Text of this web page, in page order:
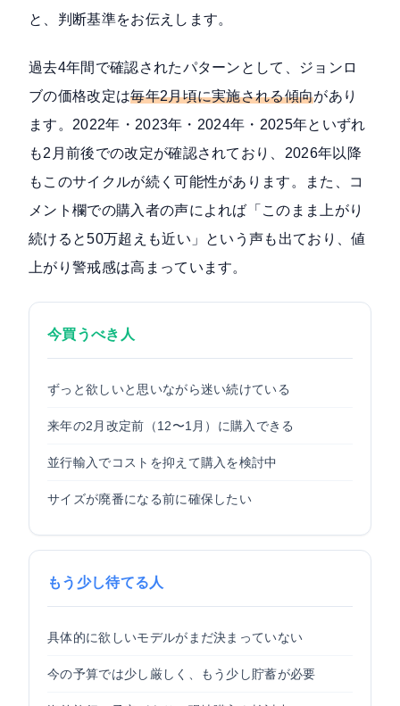
と、判断基準をお伝えします。
過去4年間で確認されたパターンとして、ジョンロ
ブの価格改定は毎年2月頃に実施される傾向があり
ます。2022年・2023年・2024年・2025年といずれ
も2月前後での改定が確認されており、2026年以降
もこのサイクルが続く可能性があります。また、コ
メント欄での購入者の声によれば「このまま上がり
続けると50万超えも近い」という声も出ており、値
上がり警戒感は高まっています。
今買うべき人
ずっと欲しいと思いながら迷い続けている
来年の2月改定前（12〜1月）に購入できる
並行輸入でコストを抑えて購入を検討中
サイズが廃番になる前に確保したい
もう少し待てる人
具体的に欲しいモデルがまだ決まっていない
今の予算では少し厳しく、もう少し貯蓄が必要